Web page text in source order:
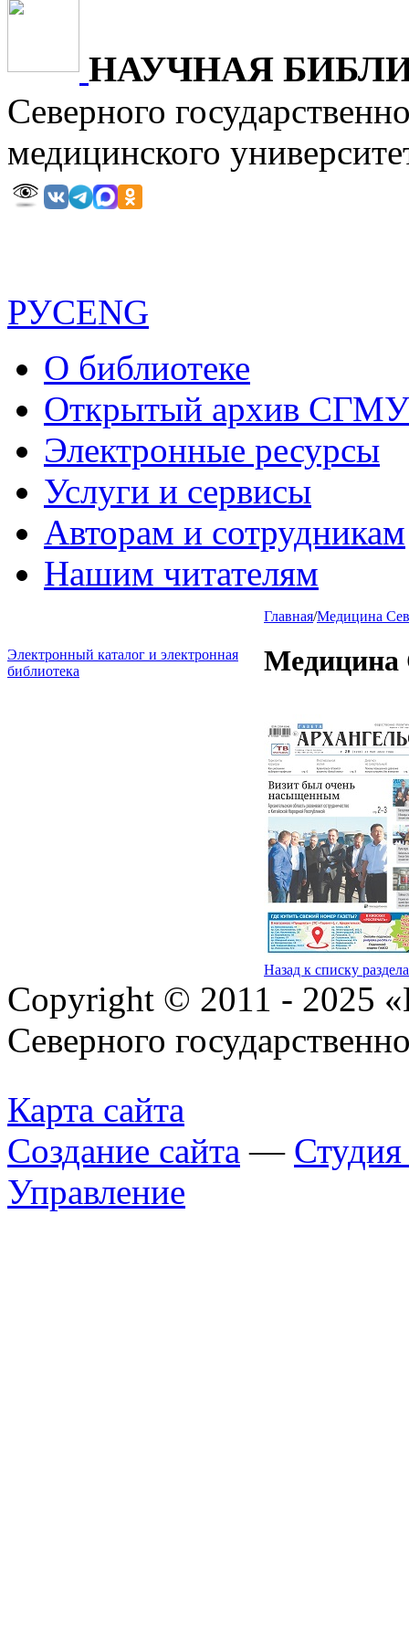
НАУЧНАЯ
Северного
медицинского
РУСENG
О библиотеке
Открытый архив СГМУ
Электронные ресурсы
Услуги и сервисы
Авторам и сотрудникам
Нашим читателям
Электронный каталог и электронная
библиотека
Главная/Медицина
Медицина
Назад к списку
Copyright © 2011 - 2025
Северного
Карта сайта
Создание сайта —
Управление